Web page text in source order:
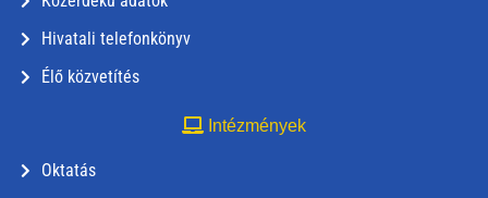
Hivatali telefonkönyv
Élő közvetítés
Intézmények
Oktatás